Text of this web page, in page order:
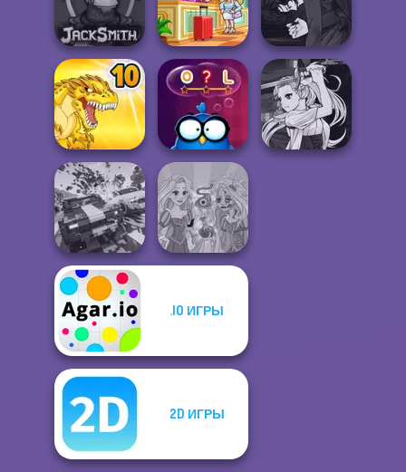
Dragon Hunter
Brawl Stars
Sound
Mystical Blade 3D
Jacksmith
Hotel Fever
Tycoon
Manga Creator
Vampire Hunter
P...
Dynamons 10 Words with Owl
Carnage Battle
Arena
Rapunzel
.IO ИГРЫ
2D ИГРЫ